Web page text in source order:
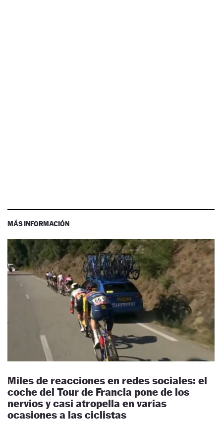
MÁS INFORMACIÓN
Miles de reacciones en redes sociales: el
coche del Tour de Francia pone de los
nervios y casi atropella en varias
ocasiones a las ciclistas